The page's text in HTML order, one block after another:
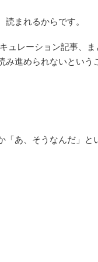
まれるからです。
ュレーション記事、
進められないという
あ、そうなんだ」と